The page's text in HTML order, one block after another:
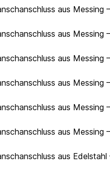
aus Messing
aus Messing
aus Messing
aus Messing
aus Messing
aus Messing
aus Edelstahl